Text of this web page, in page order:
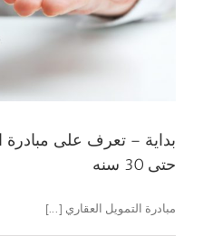
بداية – تعرف على مبادرة
حتى 30 سنه
مبادرة التمويل العقاري [...]